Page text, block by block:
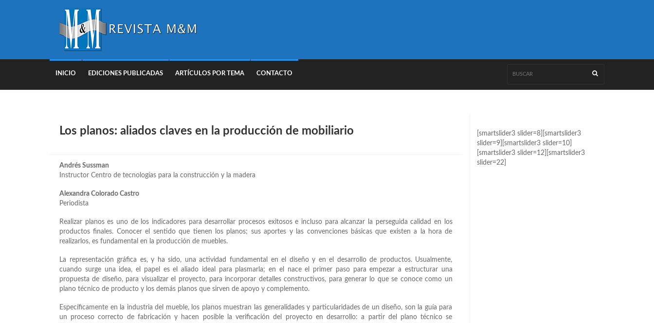
INICIO EDICIONES PUBLICADAS ARTÍCULOS POR TEMA CONTACTO
Los planos: aliados claves en la producción de mobiliario
Andrés Sussman
Instructor Centro de tecnologías para la construcción y la madera
Alexandra Colorado Castro
Periodista
Realizar planos es uno de los indicadores para desarrollar procesos exitosos e incluso para alcanzar la perseguida calidad en los
productos finales. Conocer el sentido que tienen los planos; sus aportes y las convenciones básicas que existen a la hora de
realizarlos, es fundamental en la producción de muebles.
La representación gráfica es, y ha sido, una actividad fundamental en el diseño y en el desarrollo de productos. Usualmente,
cuando surge una idea, el papel es el aliado ideal para plasmarla; en el nace el primer paso para empezar a estructurar una
propuesta de diseño, para visualizar el proyecto, para incorporar detalles constructivos, para generar lo que se conoce como un
plano técnico de producto y los demás planos que sirven de apoyo y complemento.
Específicamente en la industria del mueble, los planos muestran las generalidades y particularidades de un diseño, son la guía para
un proceso correcto de fabricación y hacen posible la verificación del proyecto en desarrollo: a partir del plano técnico se
[smartslider3 slider=8][smartslider3
slider=9][smartslider3 slider=10]
[smartslider3 slider=12][smartslider3
slider=22]